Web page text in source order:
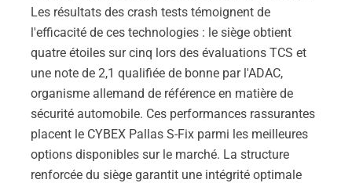
Les résultats des crash tests témoignent de
l'efficacité de ces technologies : le siège obtient
quatre étoiles sur cinq lors des évaluations TCS et
une note de 2,1 qualifiée de bonne par l'ADAC,
organisme allemand de référence en matière de
sécurité automobile. Ces performances rassurantes
placent le CYBEX Pallas S-Fix parmi les meilleures
options disponibles sur le marché. La structure
renforcée du siège garantit une intégrité optimale